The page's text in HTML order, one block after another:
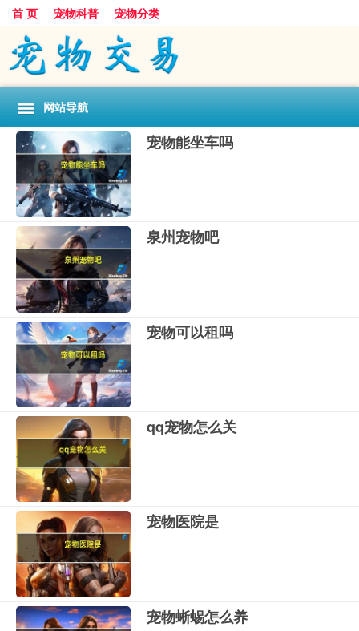
首 页 宠物科普 宠物分类
网站导航
宠物能坐车吗
泉州宠物吧
宠物可以租吗
qq宠物怎么关
宠物医院是
宠物蜥蜴怎么养